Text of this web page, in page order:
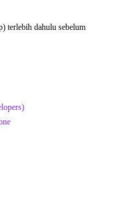
terlebih dahulu sebelum